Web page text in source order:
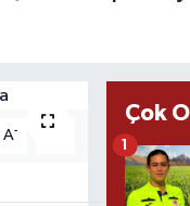
A-
Çok
1